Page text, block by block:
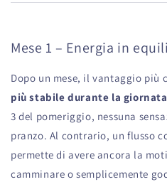
Mese 1 – Energia in
Dopo un mese, il vantaggio più
più stabile durante la giornata
3 del pomeriggio, nessuna
pranzo. Al contrario, un flusso
permette di avere ancora la
camminare o semplicemente